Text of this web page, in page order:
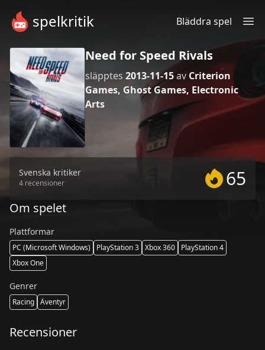
spelkritik Bläddra spel
Need for Speed Rivals
släpptes 2013-11-15av Criterion
Games, Ghost Games, Electronic
Arts
Svenska kritiker
4 recensioner 65
Om spelet
Plattformar
PC (Microsoft Windows) PlayStation 3 Xbox 360
PlayStation 4
Xbox One
Genrer
Racing Äventyr
Recensioner